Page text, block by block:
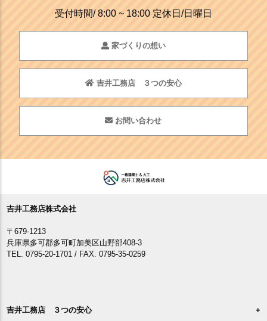
受付時間/ 8:00 ~ 18:00 定休日/日曜日
家づくりの想い
吉井工務店 ３つの安心
お問い合わせ
吉井工務店株式会社
〒679-1213
兵庫県多可郡多可町加美区山野部408-3
TEL. 0795-20-1701 / FAX. 0795-35-0259
吉井工務店 ３つの安心